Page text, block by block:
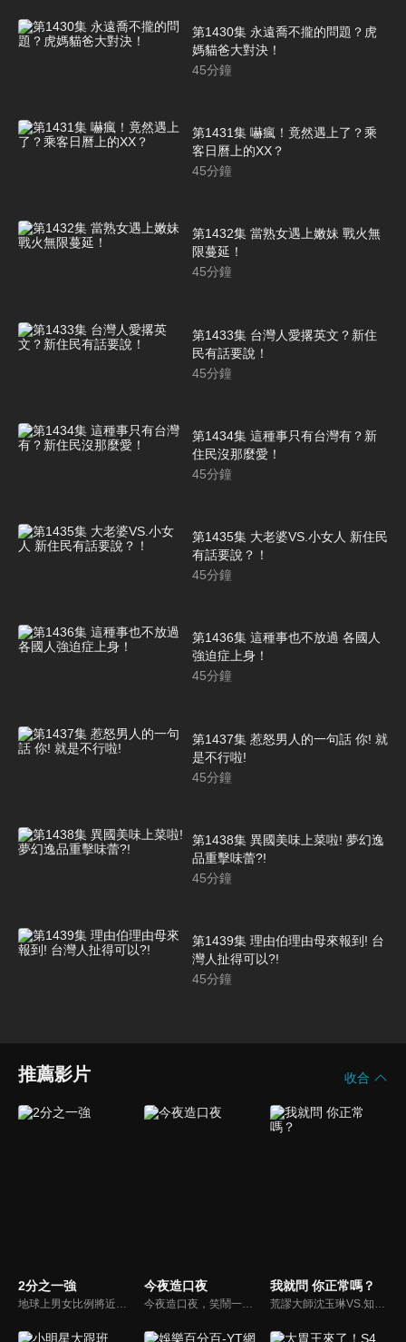
第1430集 永遠喬不攏的問題？虎
媽貓爸大對決！
45分鐘
第1431集 嚇瘋！竟然遇上了？乘
客日曆上的XX？
45分鐘
第1432集 當熟女遇上嫩妹 戰火無
限蔓延！
45分鐘
第1433集 台灣人愛撂英文？新住
民有話要說！
45分鐘
第1434集 這種事只有台灣有？新
住民沒那麼愛！
45分鐘
第1435集 大老婆VS.小女人 新住民
有話要說？！
45分鐘
第1436集 這種事也不放過 各國人
強迫症上身！
45分鐘
第1437集 惹怒男人的一句話 你! 就
是不行啦!
45分鐘
第1438集 異國美味上菜啦! 夢幻逸
品重擊味蕾?!
45分鐘
第1439集 理由伯理由母來報到! 台
灣人扯得可以?!
45分鐘
推薦影片 收合
2分之一強 今夜造口夜
今夜造口夜，笑鬧一整夜。以網路自製嘲諷節目走紅、在網路擁有廣大支持群眾和影響力的主播「視網膜」，藉此一揉合綜藝與喜劇之談話性節目，帶觀眾以輕鬆之方式，瞭解時下最熱門、最能引起共鳴的社會議題、現象和人物。 多元的切入角度、最輕鬆易懂的議題剖析、言論尺度不設限！
我就問 你正常嗎？